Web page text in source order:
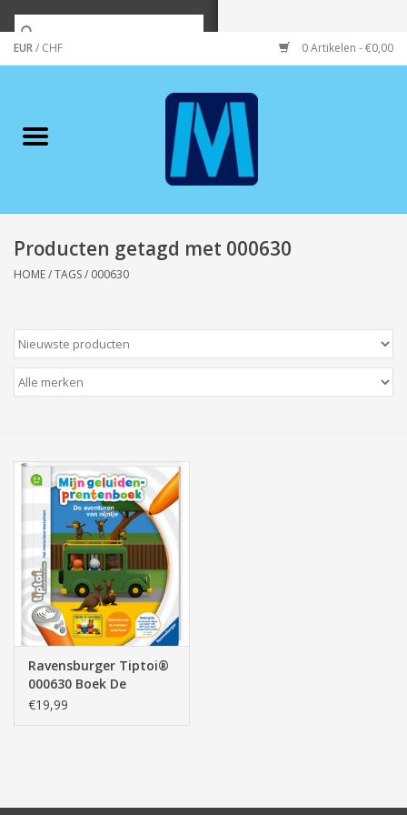
EUR/ CHF 0 Artikelen - €0,00
Merken
Wonen/koken/huishouden
Wenskaarten
Zeeuws/Streek
Boeken
Elektra
Baby & Peuter
Speelgoed & hobby
Cadeau & feest
Producten getagd met 000630
HOME/TAGS/ 000630
Ravensburger Tiptoi®
000630 Boek De
Avonturen van Nijntje
€19,99